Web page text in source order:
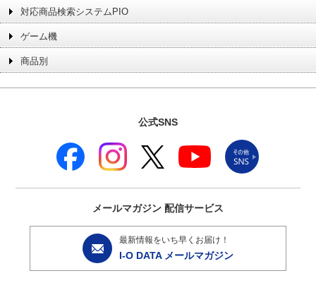
対応商品検索システムPIO
ゲーム機
商品別
公式SNS
メールマガジン 配信サービス
最新情報をいち早くお届け！
I-O DATA メールマガジン